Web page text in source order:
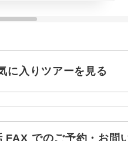
に入りツアーを見る
FAX でのご予約・お問